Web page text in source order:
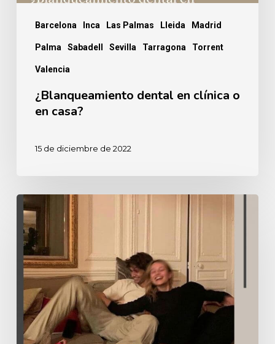
Barcelona Inca Las Palmas Lleida Madrid
Palma Sabadell Sevilla Tarragona Torrent
Valencia
¿Blanqueamiento dental en clínica o
en casa?
15 de diciembre de 2022
¿Has
revisado
tus
encías?